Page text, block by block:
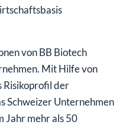
von BB Biotech
Mit Hilfe von
Risikoprofil der
Schweizer Unternehmen
Jahr mehr als 50